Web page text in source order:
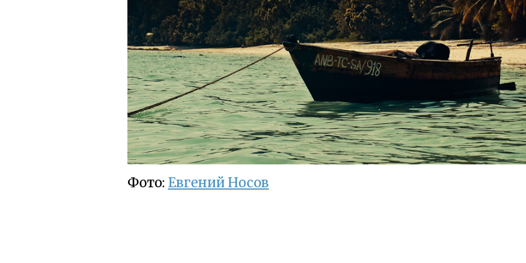
Фото: Евгений Носов